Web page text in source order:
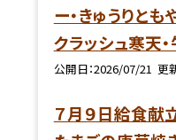
ー・きゅうりと
クラッシュ寒天
公開日 2026/07/21 更
７月９日給食